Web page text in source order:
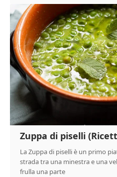
Zuppa di piselli
La Zuppa di piselli è un primo
strada tra una minestra e una
frulla una parte